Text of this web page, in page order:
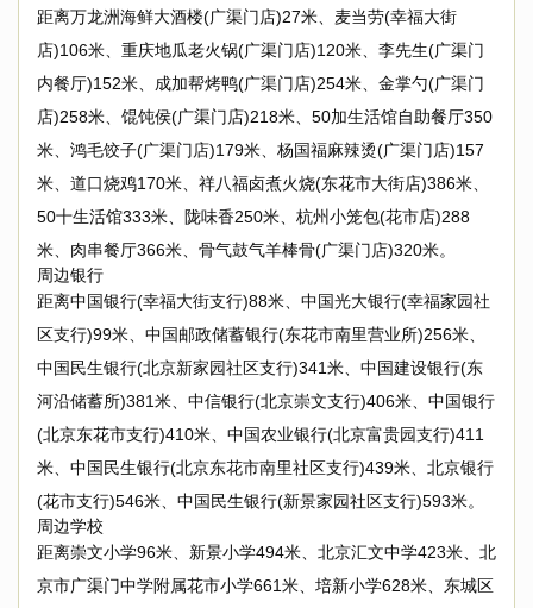
距离万龙洲海鲜大酒楼(广渠门店)27米、麦当劳(幸福大街
店)106米、重庆地瓜老火锅(广渠门店)120米、李先生(广渠门
内餐厅)152米、成加帮烤鸭(广渠门店)254米、金掌勺(广渠门
店)258米、馄饨侯(广渠门店)218米、50加生活馆自助餐厅350
米、鸿毛饺子(广渠门店)179米、杨国福麻辣烫(广渠门店)157
米、道口烧鸡170米、祥八福卤煮火烧(东花市大街店)386米、
50十生活馆333米、陇味香250米、杭州小笼包(花市店)288
米、肉串餐厅366米、骨气鼓气羊棒骨(广渠门店)320米。
周边银行
距离中国银行(幸福大街支行)88米、中国光大银行(幸福家园社
区支行)99米、中国邮政储蓄银行(东花市南里营业所)256米、
中国民生银行(北京新家园社区支行)341米、中国建设银行(东
河沿储蓄所)381米、中信银行(北京崇文支行)406米、中国银行
(北京东花市支行)410米、中国农业银行(北京富贵园支行)411
米、中国民生银行(北京东花市南里社区支行)439米、北京银行
(花市支行)546米、中国民生银行(新景家园社区支行)593米。
周边学校
距离崇文小学96米、新景小学494米、北京汇文中学423米、北
京市广渠门中学附属花市小学661米、培新小学628米、东城区